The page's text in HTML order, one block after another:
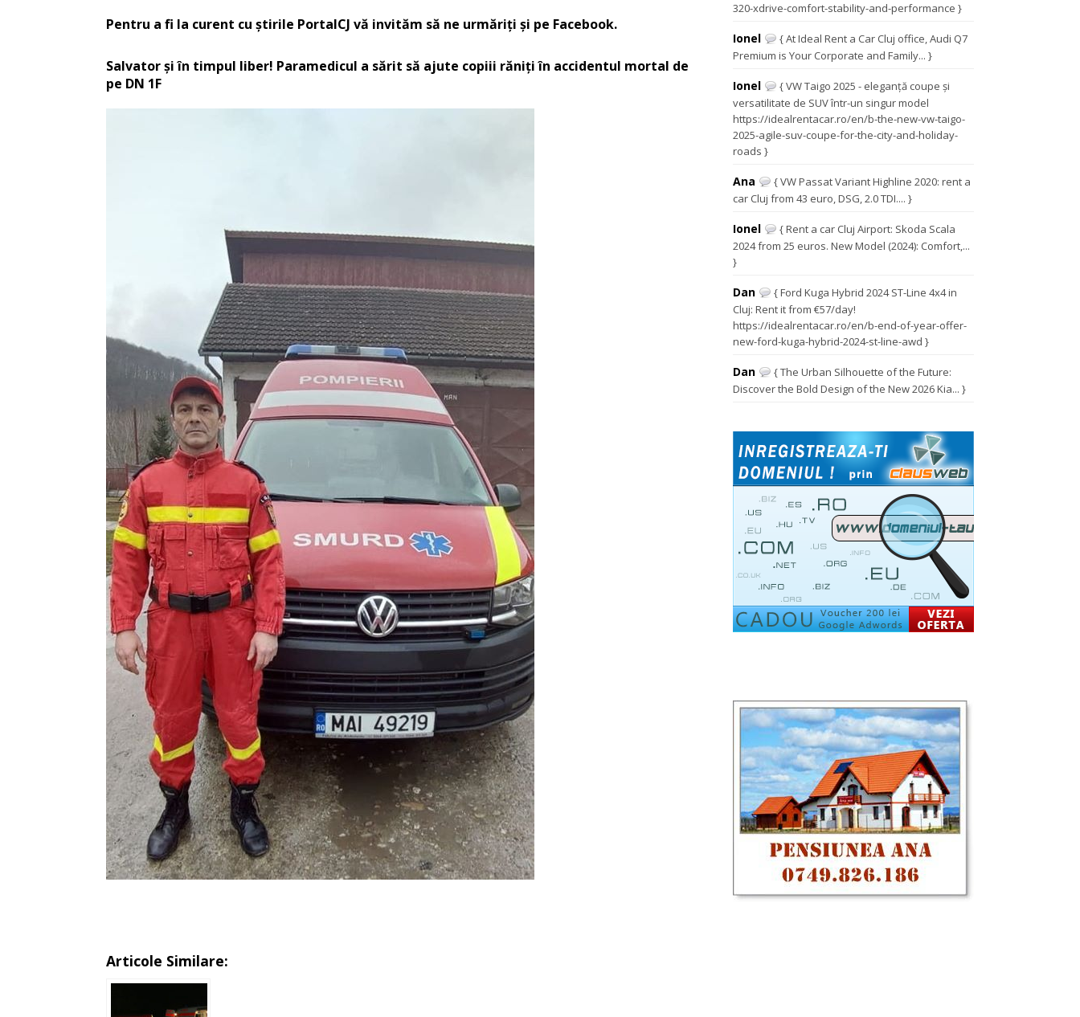
Pentru a fi la curent cu ştirile PortalCJ vă invităm să ne urmăriţi şi pe Facebook.
Salvator şi în timpul liber! Paramedicul a sărit să ajute copiii răniţi în accidentul mortal de
pe DN 1F
Articole Similare:
320-xdrive-comfort-stability-and-performance }
Ionel
{ At Ideal Rent a Car Cluj office, Audi Q7
Premium is Your Corporate and Family... }
Ionel
{ VW Taigo 2025 - eleganță coupe și
versatilitate de SUV într-un singur model
https://idealrentacar.ro/en/b-the-new-vw-taigo-
2025-agile-suv-coupe-for-the-city-and-holiday-
roads }
Ana
{ VW Passat Variant Highline 2020: rent a
car Cluj from 43 euro, DSG, 2.0 TDI.... }
Ionel
{ Rent a car Cluj Airport: Skoda Scala
2024 from 25 euros. New Model (2024): Comfort,...
}
Dan
{ Ford Kuga Hybrid 2024 ST-Line 4x4 in
Cluj: Rent it from €57/day!
https://idealrentacar.ro/en/b-end-of-year-offer-
new-ford-kuga-hybrid-2024-st-line-awd }
Dan
{ The Urban Silhouette of the Future:
Discover the Bold Design of the New 2026 Kia... }